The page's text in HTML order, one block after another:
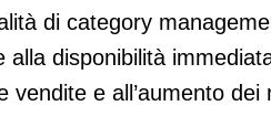
di category
disponibilità
vendite e all’aumento